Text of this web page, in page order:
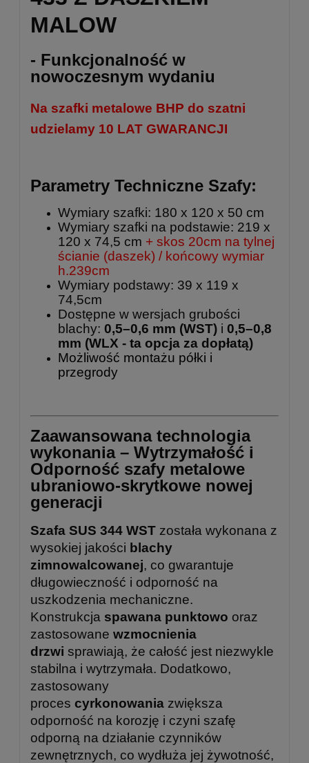
MALOW
- Funkcjonalność w
nowoczesnym wydaniu
Na szafki metalowe BHP do szatni
udzielamy 10 LAT GWARANCJI
Parametry Techniczne Szafy:
Wymiary szafki: 180 x 120 x 50 cm
Wymiary szafki na podstawie: 219 x
120 x 74,5 cm + skos 20cm na tylnej
ścianie (daszek) / końcowy wymiar
h.239cm
Wymiary podstawy: 39 x 119 x
74,5cm
Dostępne w wersjach grubości
blachy: 0,5–0,6 mm (WST) i 0,5–0,8
mm (WLX - ta opcja za dopłatą)
Możliwość montażu półki i
przegrody
Zaawansowana technologia
wykonania – Wytrzymałość i
Odporność szafy metalowe
ubraniowo-skrytkowe nowej
generacji
Szafa SUS 344 WST została wykonana z
wysokiej jakości blachy
zimnowalcowanej, co gwarantuje
długowieczność i odporność na
uszkodzenia mechaniczne.
Konstrukcja spawana punktowo oraz
zastosowane wzmocnienia
drzwi sprawiają, że całość jest niezwykle
stabilna i wytrzymała. Dodatkowo,
zastosowany
proces cyrkonowania zwiększa
odporność na korozję i czyni szafę
odporną na działanie czynników
zewnętrznych, co wydłuża jej żywotność,